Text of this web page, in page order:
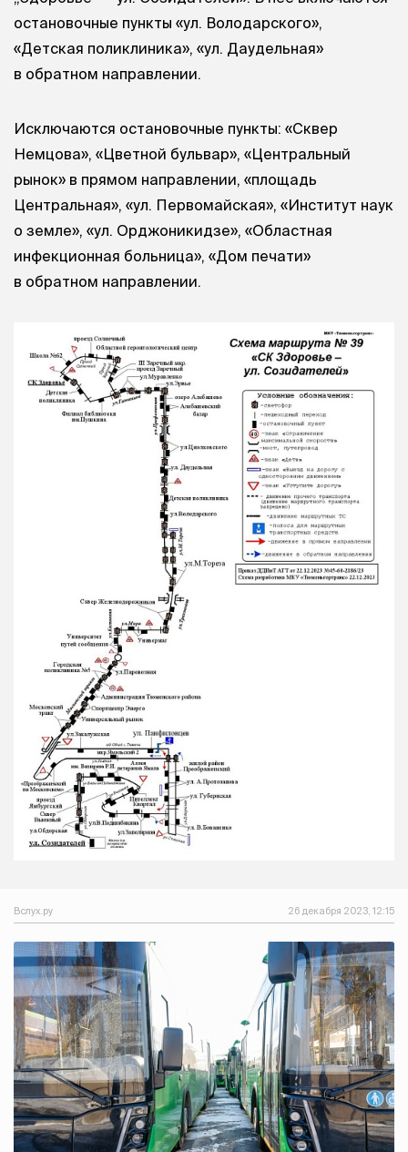
остановочные пункты «ул. Володарского»,
«Детская поликлиника», «ул. Даудельная»
в обратном направлении.
Исключаются остановочные пункты: «Сквер
Немцова», «Цветной бульвар», «Центральный
рынок» в прямом направлении, «площадь
Центральная», «ул. Первомайская», «Институт наук
о земле», «ул. Орджоникидзе», «Областная
инфекционная больница», «Дом печати»
в обратном направлении.
Вслух.ру 26 декабря 2023, 12:15